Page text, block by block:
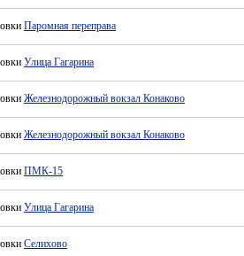
Паромная переправа
Улица Гагарина
Железнодорожный вокзал Конаково
Железнодорожный вокзал Конаково
ПМК-15
Улица Гагарина
Селихово